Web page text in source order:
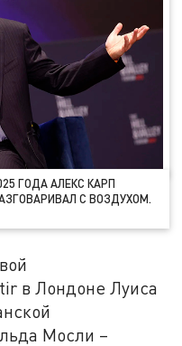
ГОДА АЛЕКС КАРП
С ВОЗДУХОМ.
в Лондоне Луиса
Мосли –